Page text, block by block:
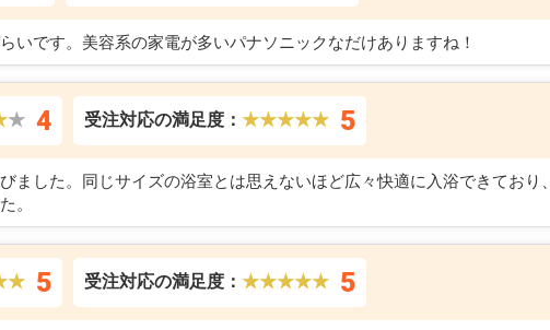
です。美容系の家電が多いパナソニックなだけありますね！
★ 4 受注対応の満足度：★★★★★ 5
した。同じサイズの浴室とは思えないほど広々快適に入浴できており、
。
5 受注対応の満足度：★★★★★ 5